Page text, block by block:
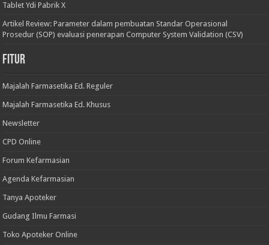
Tablet Ydi Pabrik X
Artikel Review: Parameter dalam pembuatan Standar Operasional
Prosedur (SOP) evaluasi penerapan Computer System Validation (CSV)
Fitur
Majalah Farmasetika Ed. Reguler
Majalah Farmasetika Ed. Khusus
Newsletter
CPD Online
Forum Kefarmasian
Agenda Kefarmasian
Tanya Apoteker
Gudang Ilmu Farmasi
Toko Apoteker Online